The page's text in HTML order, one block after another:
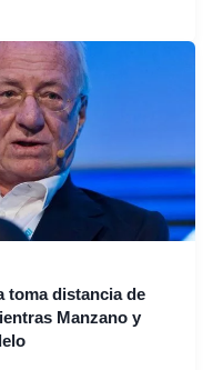
toma distancia de
Manzano y